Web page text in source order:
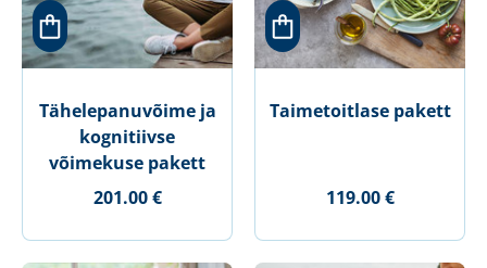
Tähelepanuvõime ja
kognitiivse
võimekuse pakett
201.00 €
Taimetoitlase pakett
119.00 €